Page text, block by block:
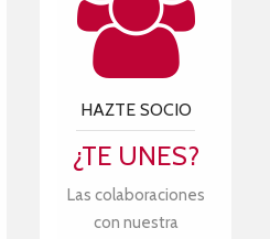
HAZTE SOCIO
¿TE UNES?
Las colaboraciones
con nuestra